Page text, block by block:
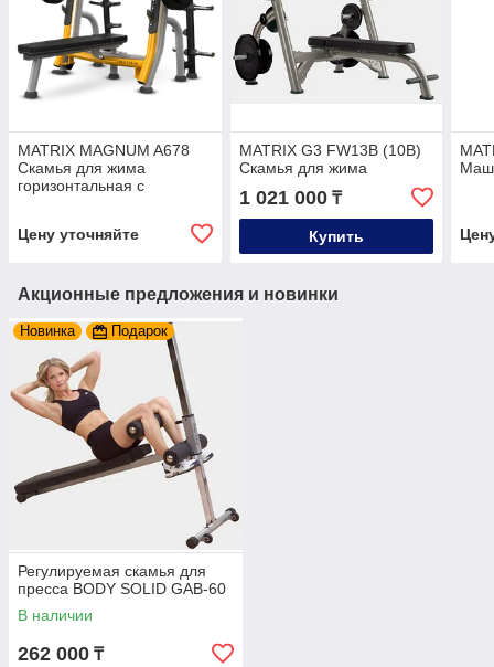
MATRIX MAGNUM A678
Скамья для жима
горизонтальная с
Цену уточняйте
MATRIX G3 FW13B (10B)
Скамья для жима
1 021 000₸
Купить
Акционные предложения и новинки
Новинка Подарок
Регулируемая скамья для
пресса BODY SOLID GAB-60
В наличии
262 000 ₸